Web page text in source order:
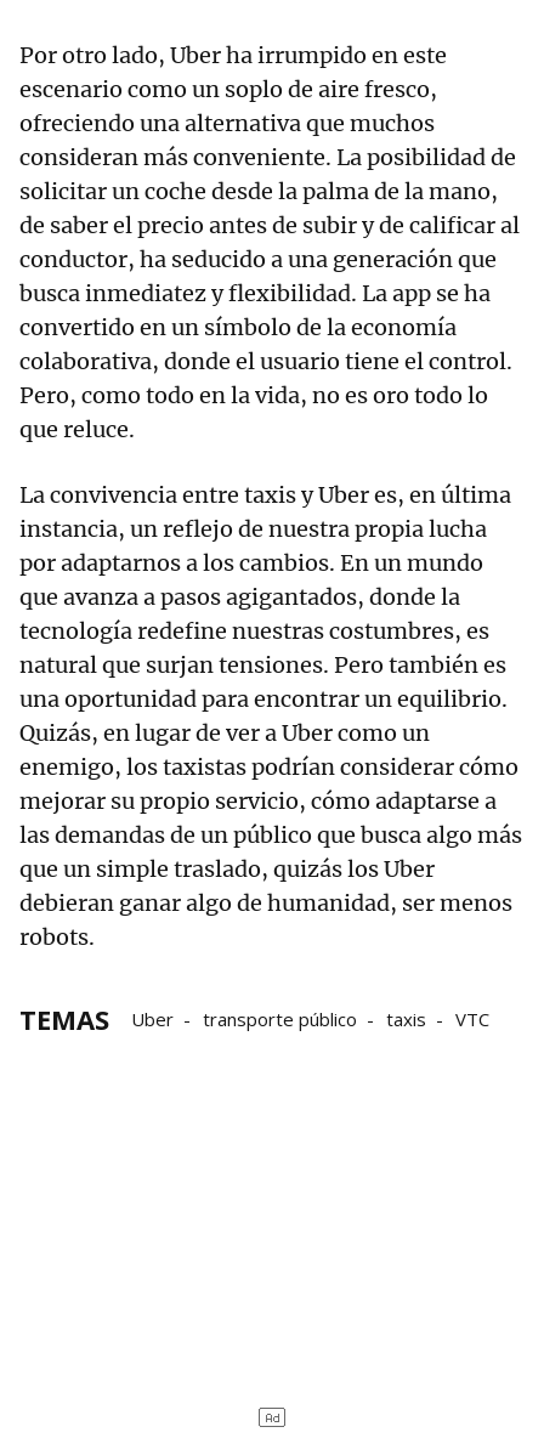
Por otro lado, Uber ha irrumpido en este
escenario como un soplo de aire fresco,
ofreciendo una alternativa que muchos
consideran más conveniente. La posibilidad de
solicitar un coche desde la palma de la mano,
de saber el precio antes de subir y de calificar al
conductor, ha seducido a una generación que
busca inmediatez y flexibilidad. La app se ha
convertido en un símbolo de la economía
colaborativa, donde el usuario tiene el control.
Pero, como todo en la vida, no es oro todo lo
que reluce.
La convivencia entre taxis y Uber es, en última
instancia, un reflejo de nuestra propia lucha
por adaptarnos a los cambios. En un mundo
que avanza a pasos agigantados, donde la
tecnología redefine nuestras costumbres, es
natural que surjan tensiones. Pero también es
una oportunidad para encontrar un equilibrio.
Quizás, en lugar de ver a Uber como un
enemigo, los taxistas podrían considerar cómo
mejorar su propio servicio, cómo adaptarse a
las demandas de un público que busca algo más
que un simple traslado, quizás los Uber
debieran ganar algo de humanidad, ser menos
robots.
TEMAS Uber transporte público taxis VTC